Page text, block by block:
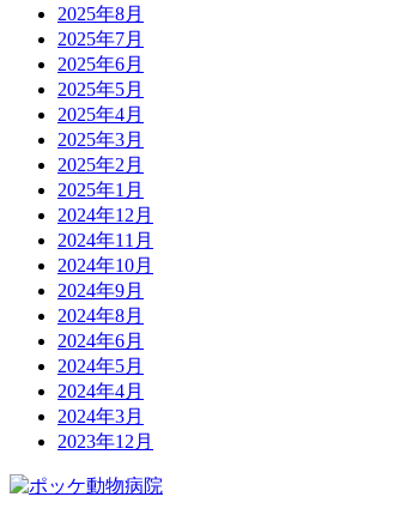
2025年8月
2025年7月
2025年6月
2025年5月
2025年4月
2025年3月
2025年2月
2025年1月
2024年12月
2024年11月
2024年10月
2024年9月
2024年8月
2024年6月
2024年5月
2024年4月
2024年3月
2023年12月